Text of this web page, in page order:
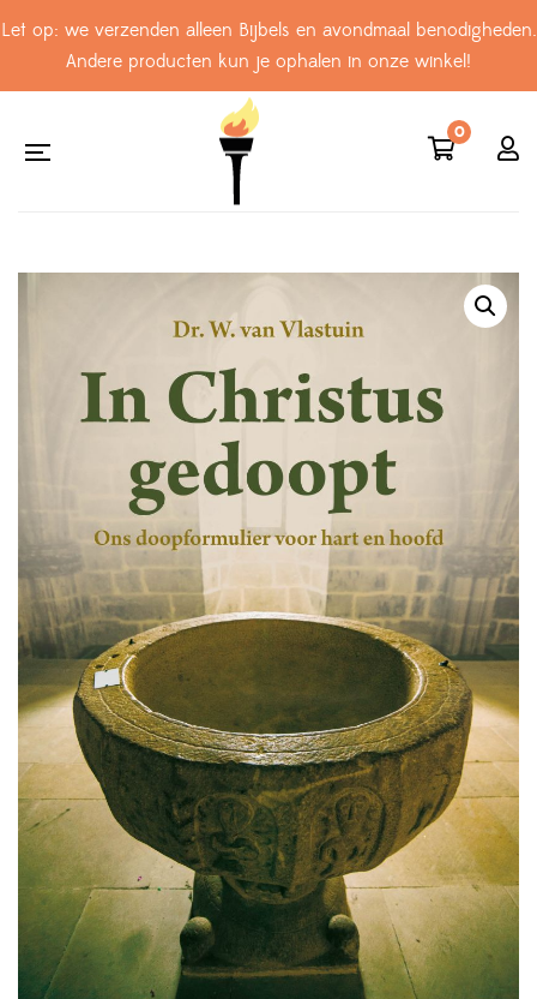
Let op: we verzenden alleen Bijbels en avondmaal benodigheden.
Andere producten kun je ophalen in onze winkel!
0